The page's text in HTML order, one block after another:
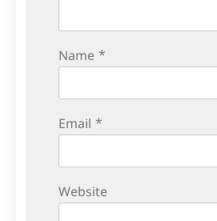
Name *
Email *
Website